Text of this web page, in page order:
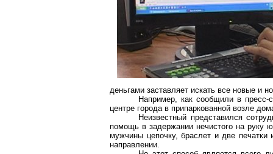
деньгами заставляет искать все новые и
Например, как сообщили в
центре города в припаркованной возле
Неизвестный представился
помощь в задержании нечистого на руку
мужчины цепочку, браслет и две печатки
направлении.